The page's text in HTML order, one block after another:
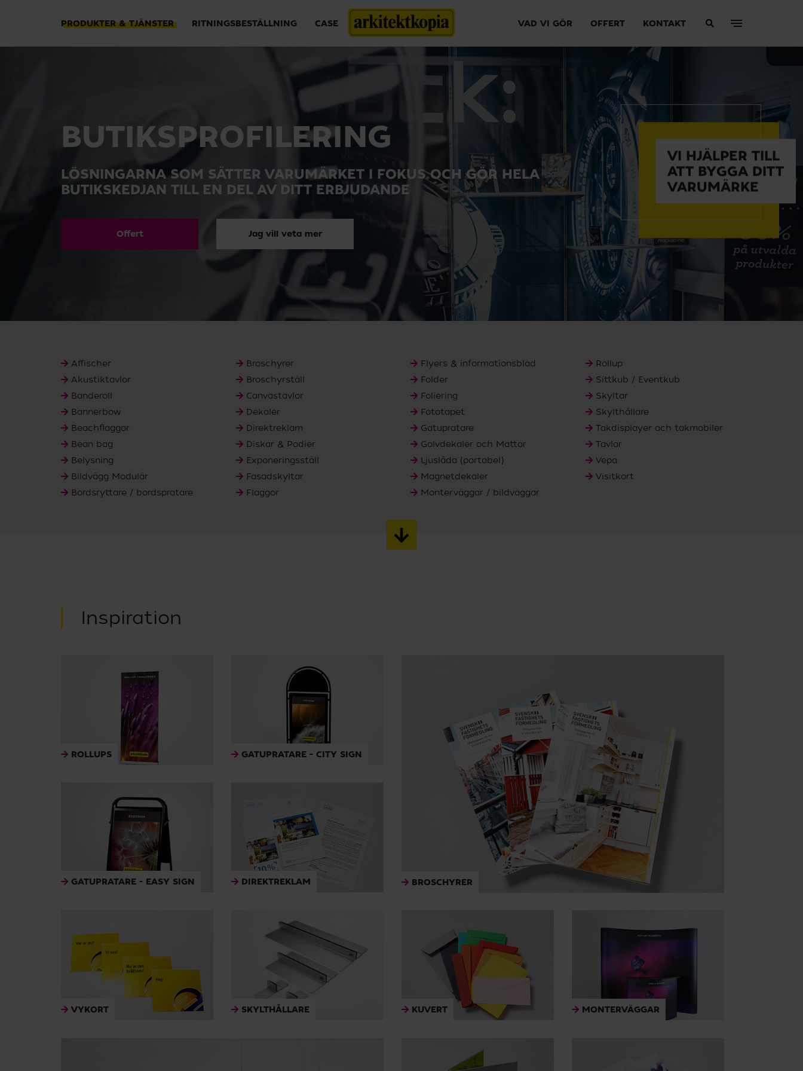
PRODUKTER & TJÄNSTER RITNINGSBESTÄLLNING CASE VAD VI GÖR OFFERT KONTAKT
BUTIKS­PROFILERING
LÖSNINGARNA SOM SÄTTER VARUMÄRKET I FOKUS OCH GÖR HELA
BUTIKSKEDJAN TILL EN DEL AV DITT ERBJUDANDE
Offert Jag vill veta mer
VI HJÄLPER TILL
ATT BYGGA DITT
VARUMÄRKE
Affischer
Akustiktavlor
Banderoll
Bannerbow
Beachflaggor
Bean bag
Belysning
Bildvägg Modulär
Bordsryttare / bordspratare
Broschyrer
Broschyrställ
Canvastavlor
Dekaler
Direktreklam
Diskar & Podier
Exponeringsställ
Fasadskyltar
Flaggor
Flyers & informationsblad
Folder
Foliering
Fototapet
Gatupratare
Golvdekaler och Mattor
Ljuslåda (portabel)
Magnetdekaler
Monterväggar / bildväggar
Rollup
Sittkub / Eventkub
Skyltar
Skylthållare
Takdisplayer och takmobiler
Tavlor
Vepa
Visitkort
Inspiration
ROLLUPS GATUPRATARE - CITY SIGN
BROSCHYRER
GATUPRATARE - EASY SIGN DIREKTREKLAM
VYKORT SKYLTHÅLLARE KUVERT MONTERVÄGGAR